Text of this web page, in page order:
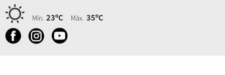
Mín. 23ºC Màx. 35ºC